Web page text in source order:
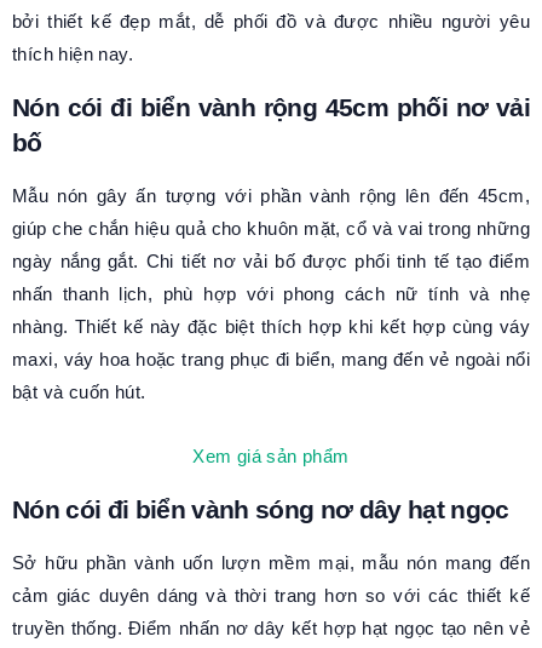
bởi thiết kế đẹp mắt, dễ phối đồ và được nhiều người yêu
thích hiện nay.
Nón cói đi biển vành rộng 45cm phối nơ vải
bố
Mẫu nón gây ấn tượng với phần vành rộng lên đến 45cm,
giúp che chắn hiệu quả cho khuôn mặt, cổ và vai trong những
ngày nắng gắt. Chi tiết nơ vải bố được phối tinh tế tạo điểm
nhấn thanh lịch, phù hợp với phong cách nữ tính và nhẹ
nhàng. Thiết kế này đặc biệt thích hợp khi kết hợp cùng váy
maxi, váy hoa hoặc trang phục đi biển, mang đến vẻ ngoài nổi
bật và cuốn hút.
Xem giá sản phẩm
Nón cói đi biển vành sóng nơ dây hạt ngọc
Sở hữu phần vành uốn lượn mềm mại, mẫu nón mang đến
cảm giác duyên dáng và thời trang hơn so với các thiết kế
truyền thống. Điểm nhấn nơ dây kết hợp hạt ngọc tạo nên vẻ